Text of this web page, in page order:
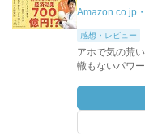
Amazon.co.jp
感想・レビュー
アホで気の荒
轍もないパワ